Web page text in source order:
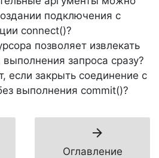
подключения с
connect()?
позволяет извлекать
выполнения запроса сразу?
если закрыть соединение с
выполнения commit()?
Оглавление